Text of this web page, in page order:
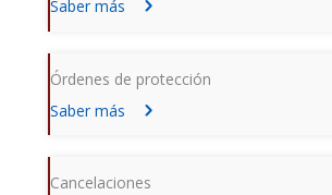
Saber más
Órdenes de protección
Saber más
Cancelaciones